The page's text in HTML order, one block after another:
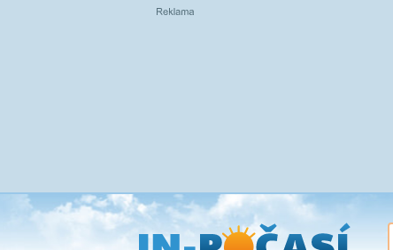
Přejít
na
hlavní
obsah